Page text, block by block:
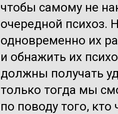
чтобы самому не
очередной психоз.
одновременно их
и обнажить их
должны получать
только тогда мы
по поводу того,